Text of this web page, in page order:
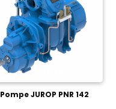
Pompe JUROP PNR 142